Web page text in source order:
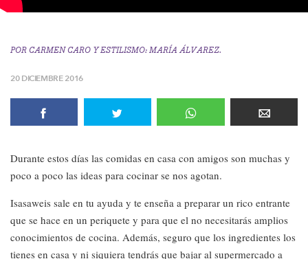
POR CARMEN CARO YESTILISMO: MARÍA ÁLVAREZ.
20 DICIEMBRE 2016
Durante estos días las comidas en casa con amigos son muchas y
poco a poco las ideas para cocinar se nos agotan.
Isasaweis sale en tu ayuda y te enseña a preparar un rico entrante
que se hace en un periquete y para que el no necesitarás amplios
conocimientos de cocina. Además, seguro que los ingredientes los
tienes en casa y ni siquiera tendrás que bajar al supermercado a